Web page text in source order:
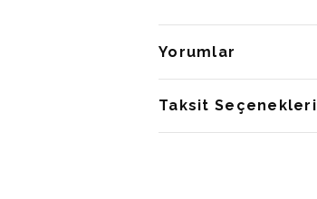
Yorumlar
Taksit Seçenekleri